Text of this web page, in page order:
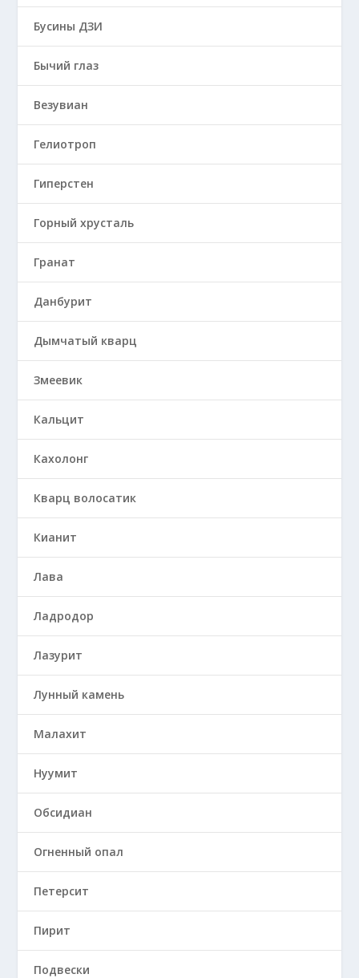
Бусины ДЗИ
Бычий глаз
Везувиан
Гелиотроп
Гиперстен
Горный хрусталь
Гранат
Данбурит
Дымчатый кварц
Змеевик
Кальцит
Кахолонг
Кварц волосатик
Кианит
Лава
Ладродор
Лазурит
Лунный камень
Малахит
Нуумит
Обсидиан
Огненный опал
Петерсит
Пирит
Подвески